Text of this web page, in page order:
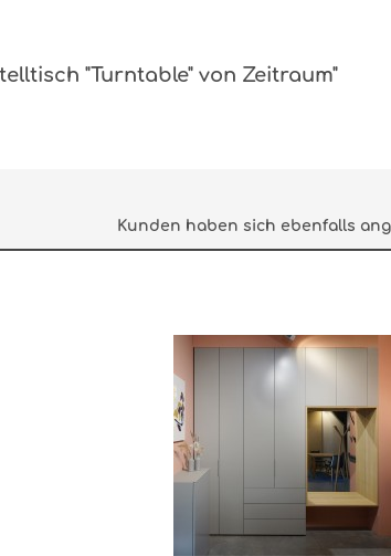
"Turntable" von Zeitraum"
Kunden haben sich ebenfalls